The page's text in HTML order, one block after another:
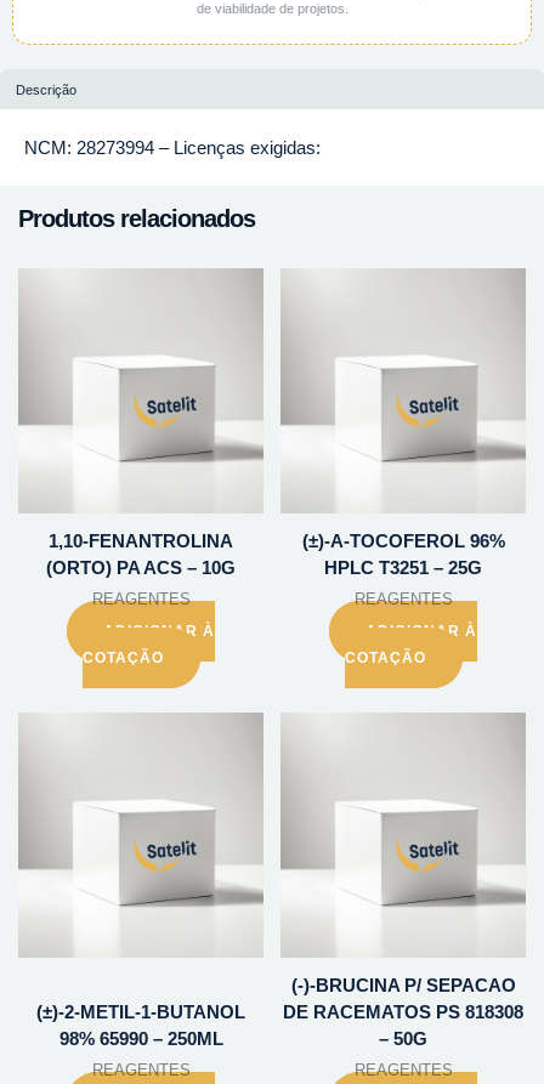
de viabilidade de projetos.
Descrição
NCM: 28273994 – Licenças exigidas:
Produtos relacionados
1,10-FENANTROLINA
(ORTO) PA ACS – 10G
REAGENTES
ADICIONAR À
COTAÇÃO
(±)-A-TOCOFEROL 96%
HPLC T3251 – 25G
REAGENTES
ADICIONAR À
COTAÇÃO
(±)-2-METIL-1-BUTANOL
98% 65990 – 250ML
REAGENTES
(-)-BRUCINA P/ SEPACAO
DE RACEMATOS PS 818308
– 50G
REAGENTES